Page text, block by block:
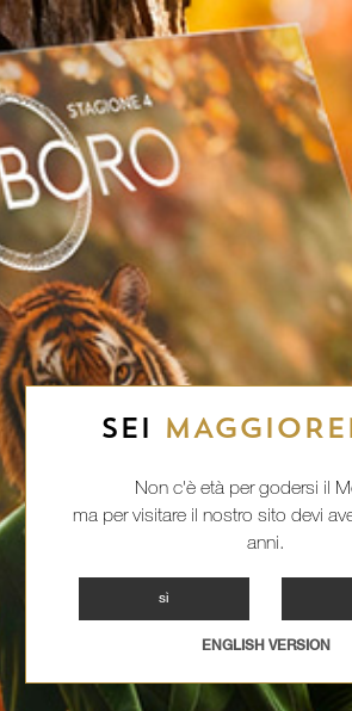
SEI
Non c'è età per godersi il
ma per visitare il nostro sito devi
anni.
SÌ
ENGLISH VERSION